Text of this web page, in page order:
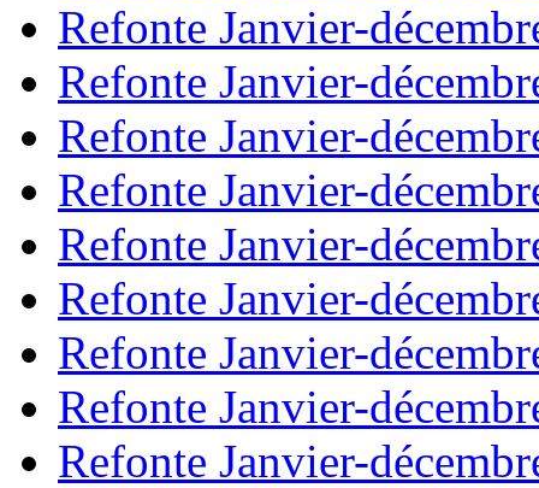
Refonte Janvier-
Refonte Janvier-
Refonte Janvier-
Refonte Janvier-
Refonte Janvier-
Refonte Janvier-
Refonte Janvier-
Refonte Janvier-
Refonte Janvier-